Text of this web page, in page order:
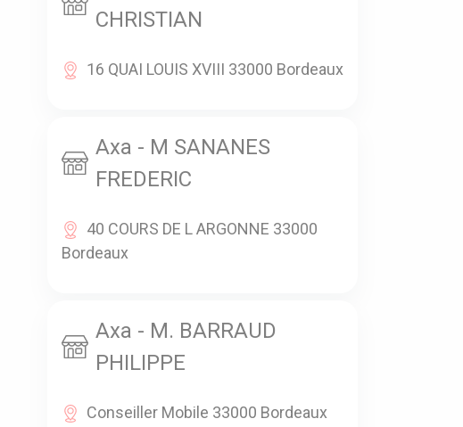
CHRISTIAN
16 QUAI LOUIS XVIII 33000 Bordeaux
Axa - M SANANES
FREDERIC
40 COURS DE L ARGONNE 33000
Bordeaux
Axa - M. BARRAUD
PHILIPPE
Conseiller Mobile 33000 Bordeaux